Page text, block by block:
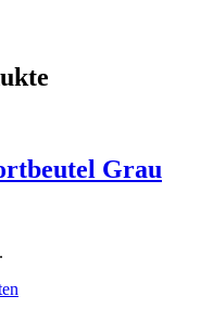
Grau